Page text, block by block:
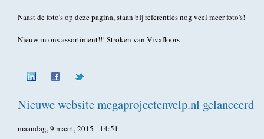
Naast de foto's op deze pagina, staan bij referenties nog veel meer foto's!
Nieuw in ons assortiment!!! Stroken van Vivafloors
Nieuwe website megaprojectenvelp.nl gelanceerd
maandag, 9 maart, 2015 - 14:51